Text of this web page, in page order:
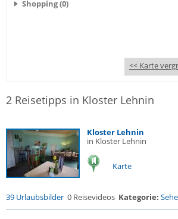
Shopping (0)
<< Karte
2 Reisetipps in Kloster Lehnin
Kloster Lehnin
in Kloster Lehnin
Karte
39 Urlaubsbilder 0 Reisevideos Kategorie: